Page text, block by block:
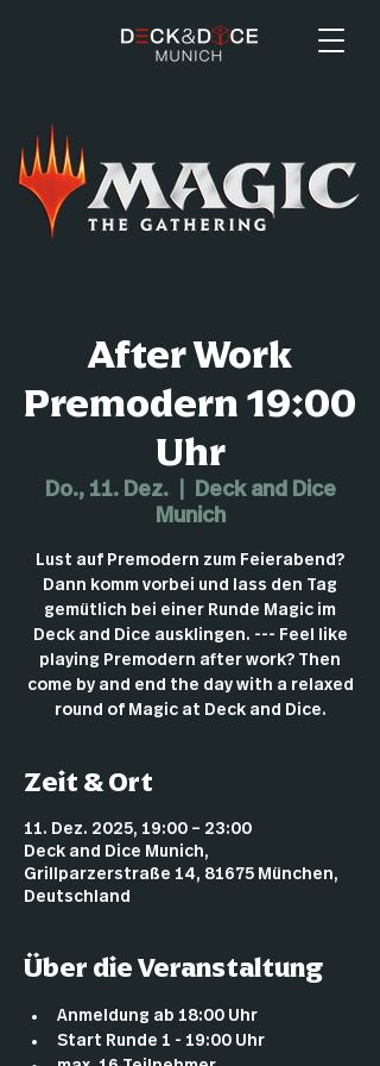
After Work
Premodern 19:00
Uhr
Do., 11. Dez.
  |
Deck and Dice
Munich
Lust auf Premodern zum Feierabend?
Dann komm vorbei und lass den Tag
gemütlich bei einer Runde Magic im
Deck and Dice ausklingen. --- Feel like
playing Premodern after work? Then
come by and end the day with a relaxed
round of Magic at Deck and Dice.
Zeit & Ort
11. Dez. 2025, 19:00 – 23:00
Deck and Dice Munich,
Grillparzerstraße 14, 81675 München,
Deutschland
Über die Veranstaltung
Anmeldung ab 18:00 Uhr
Start Runde 1 - 19:00 Uhr